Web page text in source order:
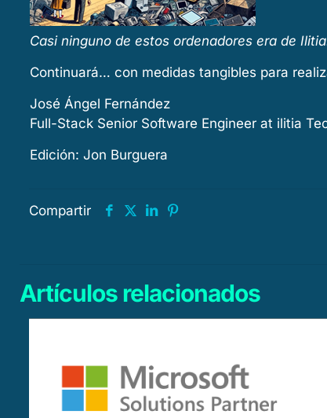
Casi ninguno de estos ordenadores era de
Continuará… con medidas tangibles para
José Ángel Fernández
Full-Stack Senior Software Engineer at ilitia
Edición: Jon Burguera
Compartir
Artículos relacionados